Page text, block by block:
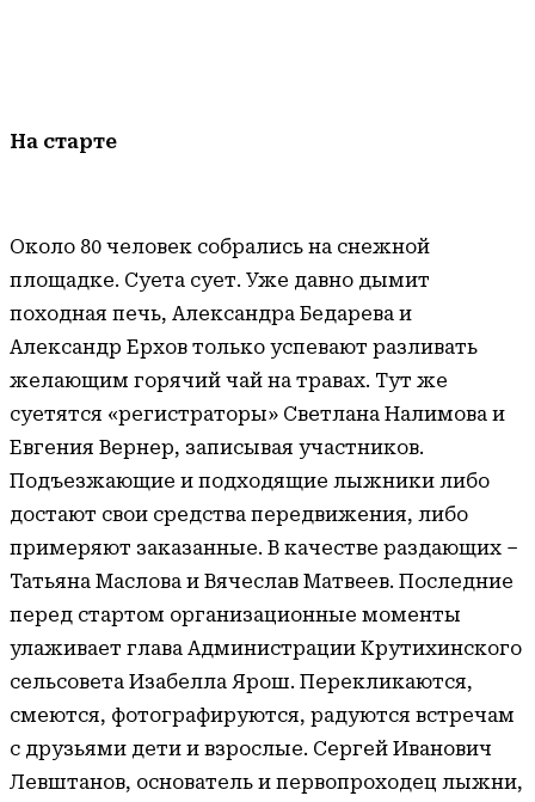
На старте
Около 80 человек собрались на снежной
площадке. Суета сует. Уже давно дымит
походная печь, Александра Бедарева и
Александр Ерхов только успевают разливать
желающим горячий чай на травах. Тут же
суетятся «регистраторы» Светлана Налимова и
Евгения Вернер, записывая участников.
Подъезжающие и подходящие лыжники либо
достают свои средства передвижения, либо
примеряют заказанные. В качестве раздающих –
Татьяна Маслова и Вячеслав Матвеев. Последние
перед стартом организационные моменты
улаживает глава Администрации Крутихинского
сельсовета Изабелла Ярош. Перекликаются,
смеются, фотографируются, радуются встречам
с друзьями дети и взрослые. Сергей Иванович
Левштанов, основатель и первопроходец лыжни,